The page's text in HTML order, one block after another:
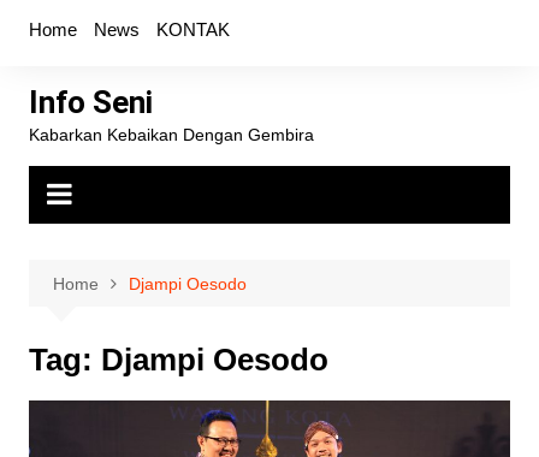
Home News KONTAK
Info Seni
Kabarkan Kebaikan Dengan Gembira
Home Djampi Oesodo
Tag: Djampi Oesodo